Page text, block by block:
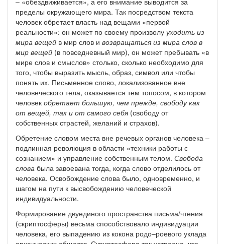
пределы окружающего мира. Так посредством текста
человек обретает власть над вещами «первой
реальности»: он может по своему произволу уходить из
мира вещей в мир слов и возвращаться из мира слов в
мир вещей (в повседневный мир), он может пребывать «в
мире слов и смыслов» столько, сколько необходимо для
того, чтобы выразить мысль, образ, символ или чтобы
понять их. Письменное слово, локализованное вне
человеческого тела, оказывается тем топосом, в котором
человек обретает большую, чем прежде, свободу как
от вещей, так и от самого себя (свободу от
собственных страстей, желаний и страхов).
Обретение словом места вне речевых органов человека –
подлинная революция в области «техники работы с
сознанием» и управление собственным телом. Свобода
слова была завоевана тогда, когда слово отделилось от
человека. Освобождение слова было, одновременно, и
шагом на пути к высвобождению человеческой
индивидуальности.
Формирование двуединого пространства письма/чтения
(скриптосферы) весьма способствовало индивидуации
человека, его выпадению из кокона родо–роевого уклада